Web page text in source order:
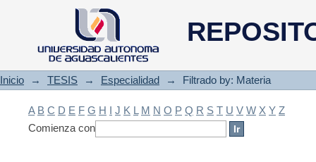
Filtrado by: Materia
Inicio → TESIS → Especialidad → Filtrado by: Materia
A B C D E F G H I J K L M N O P Q R S T U V W X Y Z
Comienza con